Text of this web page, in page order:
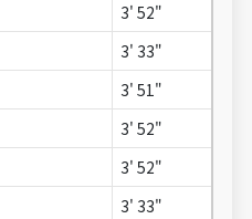
3' 52"
3' 33"
3' 51"
3' 52"
3' 52"
3' 33"